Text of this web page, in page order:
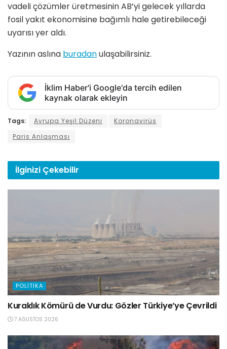
vadeli çözümler üretmesinin AB’yi gelecek yıllarda
fosil yakıt ekonomisine bağımlı hale getirebileceği
uyarısı yer aldı.
Yazının aslına buradanulaşabilirsiniz.
İklim Haber'i Google'da tercih edilen
kaynak olarak ekleyin
Tags: Avrupa Yeşil Düzeni
Koronavirüs
Paris Anlaşması
İlginizi Çekebilir
POLITIKA
Kuraklık Kömürü de Vurdu: Gözler Türkiye’ye Çevrildi
7 AĞUSTOS 2026